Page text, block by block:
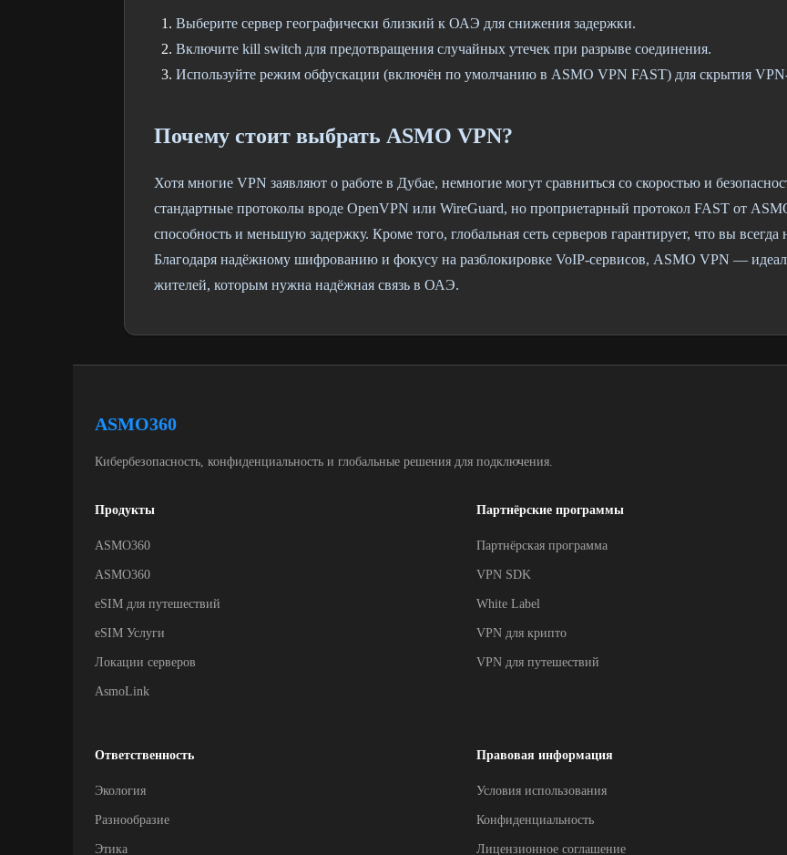
Выберите сервер географически близкий к ОАЭ для снижения задержки.
Включите kill switch для предотвращения случайных утечек при разрыве соединения.
Используйте режим обфускации (включён по умолчанию в ASMO VPN FAST) для скрытия
Почему стоит выбрать ASMO VPN?
Хотя многие VPN заявляют о работе в Дубае, немногие могут сравниться со скоростью и
стандартные протоколы вроде OpenVPN или WireGuard, но проприетарный протокол FAST от
способность и меньшую задержку. Кроме того, глобальная сеть серверов гарантирует, что вы
Благодаря надёжному шифрованию и фокусу на разблокировке VoIP-сервисов, ASMO VPN —
жителей, которым нужна надёжная связь в ОАЭ.
ASMO360
Кибербезопасность, конфиденциальность и глобальные решения для подключения.
Продукты
ASMO360
ASMO360
eSIM для путешествий
eSIM Услуги
Локации серверов
AsmoLink
Партнёрские программы
Партнёрская программа
VPN SDK
White Label
VPN для крипто
VPN для путешествий
Ответственность
Экология
Разнообразие
Этика
Правовая информация
Условия использования
Конфиденциальность
Лицензионное соглашение